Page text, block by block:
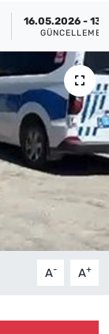
16.05.2026 -
GÜNCELLEME
A- A+